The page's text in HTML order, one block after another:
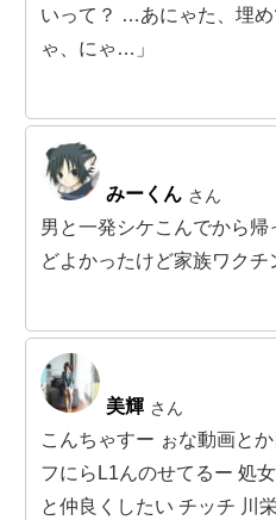
いって？ …あにゃた、埋
ゃ、にゃ…」
みーくん さん
男と一発シケこんでから帰
どよかったけど家族ワク
美輝 さん
こんちゃすー ぉな動画と
フにらL1んのせてるー 処
と仲良くしたい チッチ 川